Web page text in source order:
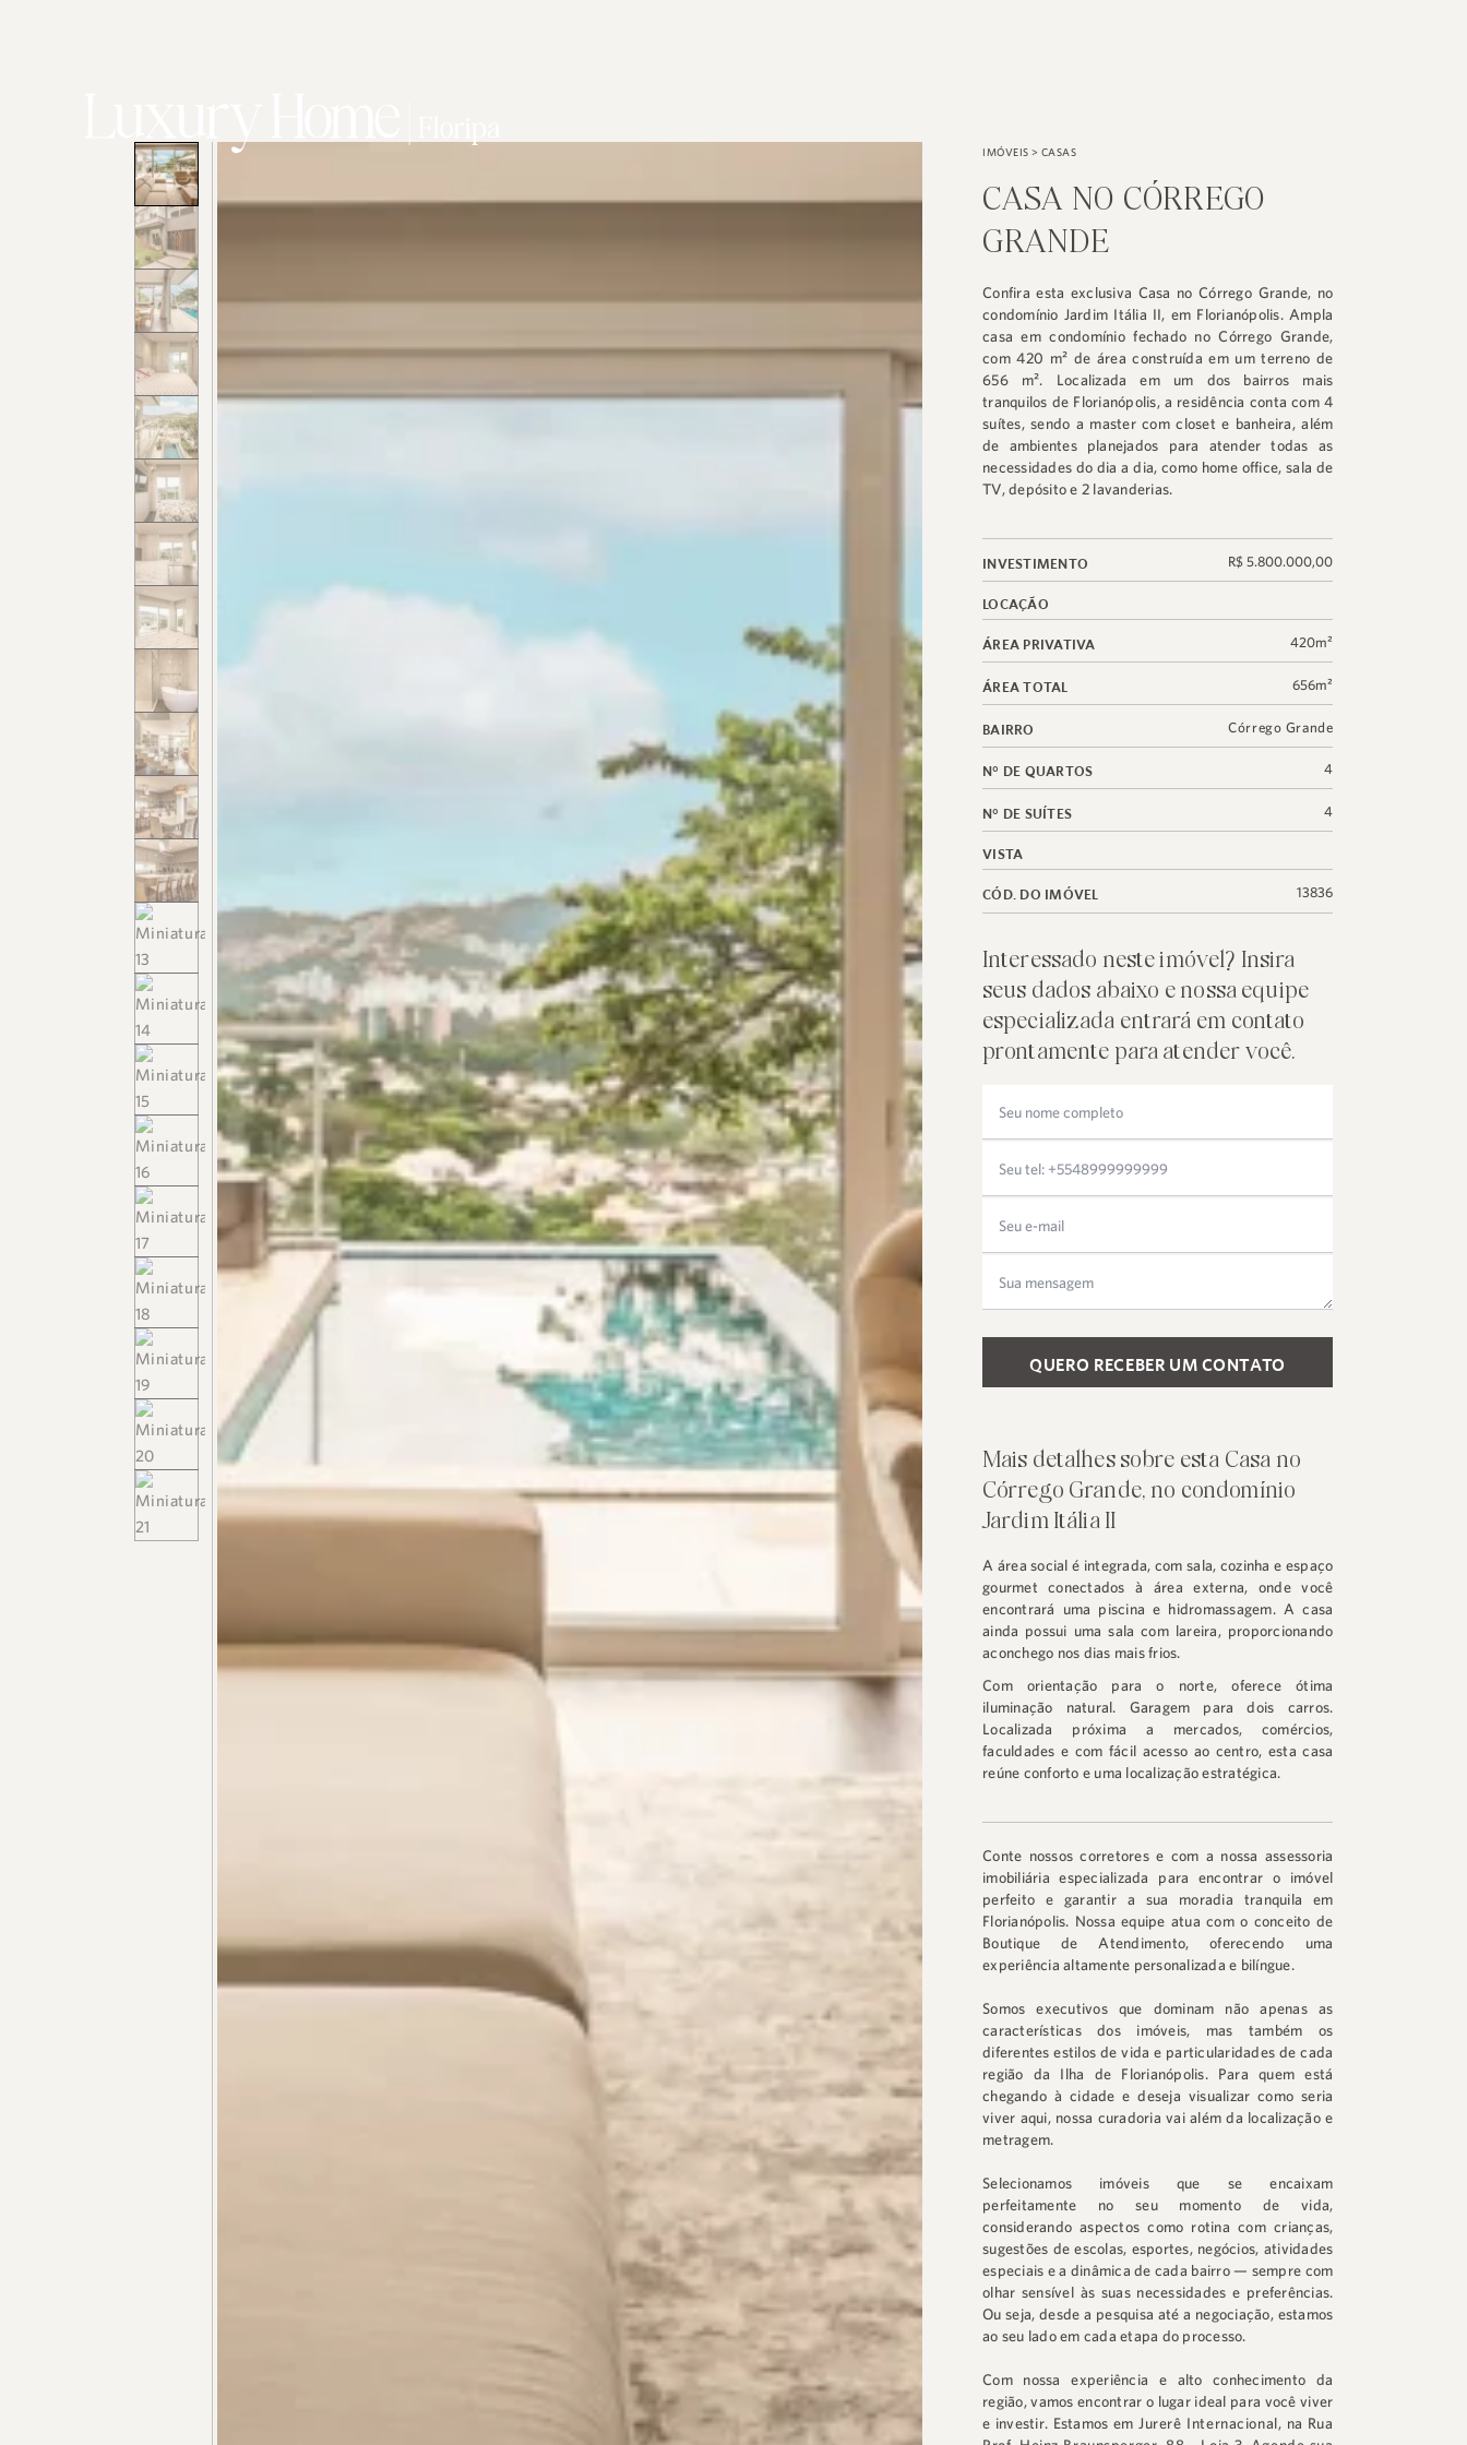
IMÓVEIS > CASAS
CASA NO CÓRREGO
GRANDE
Confira esta exclusiva Casa no Córrego Grande, no
condomínio Jardim Itália II, em Florianópolis. Ampla
casa em condomínio fechado no Córrego Grande,
com 420 m² de área construída em um terreno de
656 m². Localizada em um dos bairros mais
tranquilos de Florianópolis, a residência conta com 4
suítes, sendo a master com closet e banheira, além
de ambientes planejados para atender todas as
necessidades do dia a dia, como home office, sala de
TV, depósito e 2 lavanderias.
INVESTIMENTO R$ 5.800.000,00
LOCAÇÃO
ÁREA PRIVATIVA 420m²
ÁREA TOTAL 656m²
BAIRRO Córrego Grande
N° DE QUARTOS 4
N° DE SUÍTES 4
VISTA
CÓD. DO IMÓVEL 13836
Interessado neste imóvel? Insira
seus dados abaixo e nossa equipe
especializada entrará em contato
prontamente para atender você.
Please leave this field empty.
Mais detalhes sobre esta Casa no
Córrego Grande, no condomínio
Jardim Itália II
A área social é integrada, com sala, cozinha e espaço
gourmet conectados à área externa, onde você
encontrará uma piscina e hidromassagem. A casa
ainda possui uma sala com lareira, proporcionando
aconchego nos dias mais frios.
Com orientação para o norte, oferece ótima
iluminação natural. Garagem para dois carros.
Localizada próxima a mercados, comércios,
faculdades e com fácil acesso ao centro, esta casa
reúne conforto e uma localização estratégica.
Conte nossos corretores e com a nossa assessoria
imobiliária especializada para encontrar o imóvel
perfeito e garantir a sua moradia tranquila em
Florianópolis. Nossa equipe atua com o conceito de
Boutique de Atendimento, oferecendo uma
experiência altamente personalizada e bilíngue.
Somos executivos que dominam não apenas as
características dos imóveis, mas também os
diferentes estilos de vida e particularidades de cada
região da Ilha de Florianópolis. Para quem está
chegando à cidade e deseja visualizar como seria
viver aqui, nossa curadoria vai além da localização e
metragem.
Selecionamos imóveis que se encaixam
perfeitamente no seu momento de vida,
considerando aspectos como rotina com crianças,
sugestões de escolas, esportes, negócios, atividades
especiais e a dinâmica de cada bairro — sempre com
olhar sensível às suas necessidades e preferências.
Ou seja, desde a pesquisa até a negociação, estamos
ao seu lado em cada etapa do processo.
Com nossa experiência e alto conhecimento da
região, vamos encontrar o lugar ideal para você viver
e investir. Estamos em Jurerê Internacional, na Rua